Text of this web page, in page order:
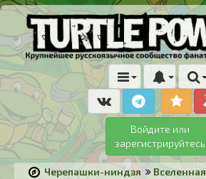
Войдите или
зарегистрируйтесь
Черепашки-ниндзя Вселенная